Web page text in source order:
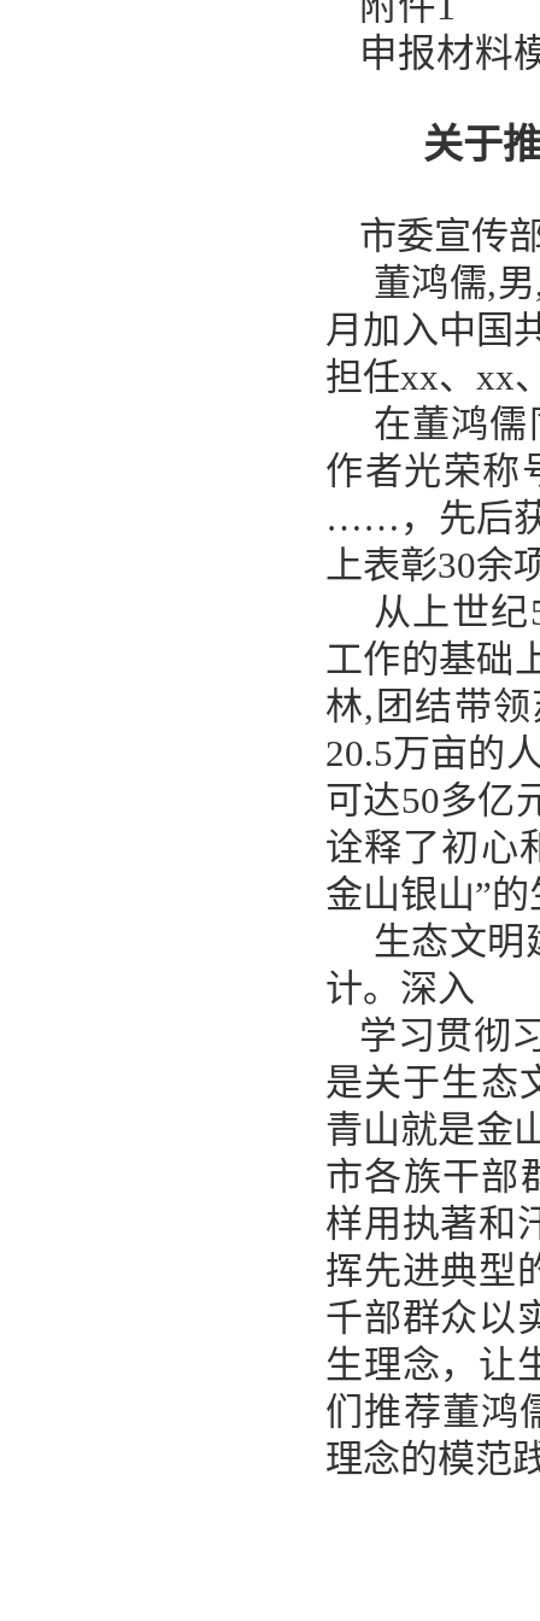
申报材料
关于
市委宣传
董鸿儒,
月加入中国
担任xx、xx
在董鸿
作者光荣称
……，先后
上表彰30余
从上世纪
工作的基础
林,团结带
20.5万亩的
可达50多亿
诠释了初心
金山银山”
生态文明
计。深入
学习贯彻
是关于生态
青山就是金
市各族干部
样用执著和
挥先进典型
千部群众以
生理念，让
们推荐董鸿
理念的模范